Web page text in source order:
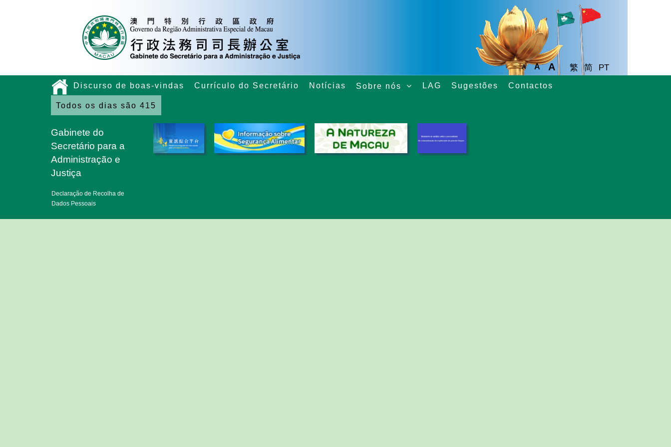
A A A 繁 简 PT
Discurso de boas-vindas Currículo do Secretário Notícias Sobre nós LAG Sugestões Contactos
Todos os dias são 415
Gabinete do
Secretário para a
Administração e
Justiça
Declaração de Recolha de
Dados Pessoais